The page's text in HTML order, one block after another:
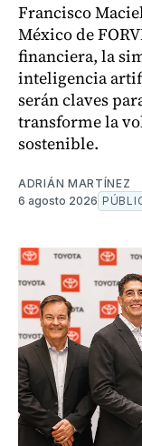
Francisco
México de
financiera, la
inteligencia
serán claves
transforme la
sostenible.
ADRIÁN MARTÍNEZ
6 agosto 2026